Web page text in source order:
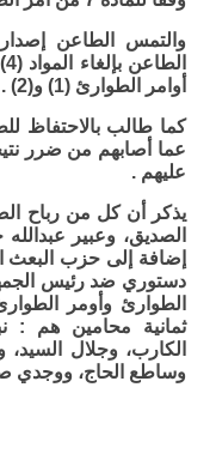
والتمس الطاعن
أوامر الطوارئ (1) و(2) .
كما طالب بالاحتفاظ
عما أصابهم من ضرر
عليهم .
يذكر أن كل من رباح
الصديق، وعبير
إضافة إلى حزب البعث
دستوري ضد رئيس
ثمانية محامين هم :
الكارب، وجلال
وساطع الحاج، ووجدي